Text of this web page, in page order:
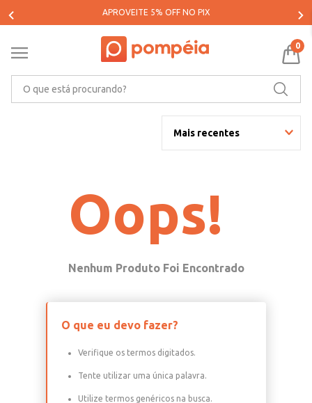
APROVEITE 5% OFF NO PIX
0
Mais recentes
Oops!
O que eu devo fazer?
Verifique os termos digitados.
Tente utilizar uma única palavra.
Utilize termos genéricos na busca.